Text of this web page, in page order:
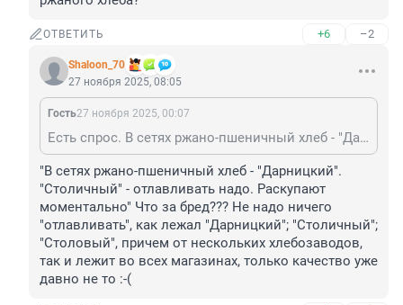
ОТВЕТИТЬ +6 –2
Shaloon_70
27 ноября 2025, 08:05
Гость27 ноября 2025, 00:07
Есть спрос. В сетях ржано-пшеничный хлеб - "Дарницкий". "Столичный" - отлавливать надо. Раскупают моментально. Вот вам и "традиционные ценности". Это что за Россия будет без ржи и ржаного хлеба?
"В сетях ржано-пшеничный хлеб - "Дарницкий".
"Столичный" - отлавливать надо. Раскупают
моментально" Что за бред??? Не надо ничего
"отлавливать", как лежал "Дарницкий"; "Столичный";
"Столовый", причем от нескольких хлебозаводов,
так и лежит во всех магазинах, только качество уже
давно не то :-(